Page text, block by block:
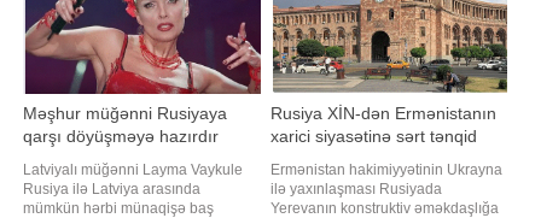
Məşhur müğənni Rusiyaya
qarşı döyüşməyə hazırdır
Latviyalı müğənni Layma Vaykule
Rusiya ilə Latviya arasında
mümkün hərbi münaqişə baş
Rusiya XİN-dən Ermənistanın
xarici siyasətinə sərt tənqid
Ermənistan hakimiyyətinin Ukrayna
ilə yaxınlaşması Rusiyada
Yerevanın konstruktiv əməkdaşlığa